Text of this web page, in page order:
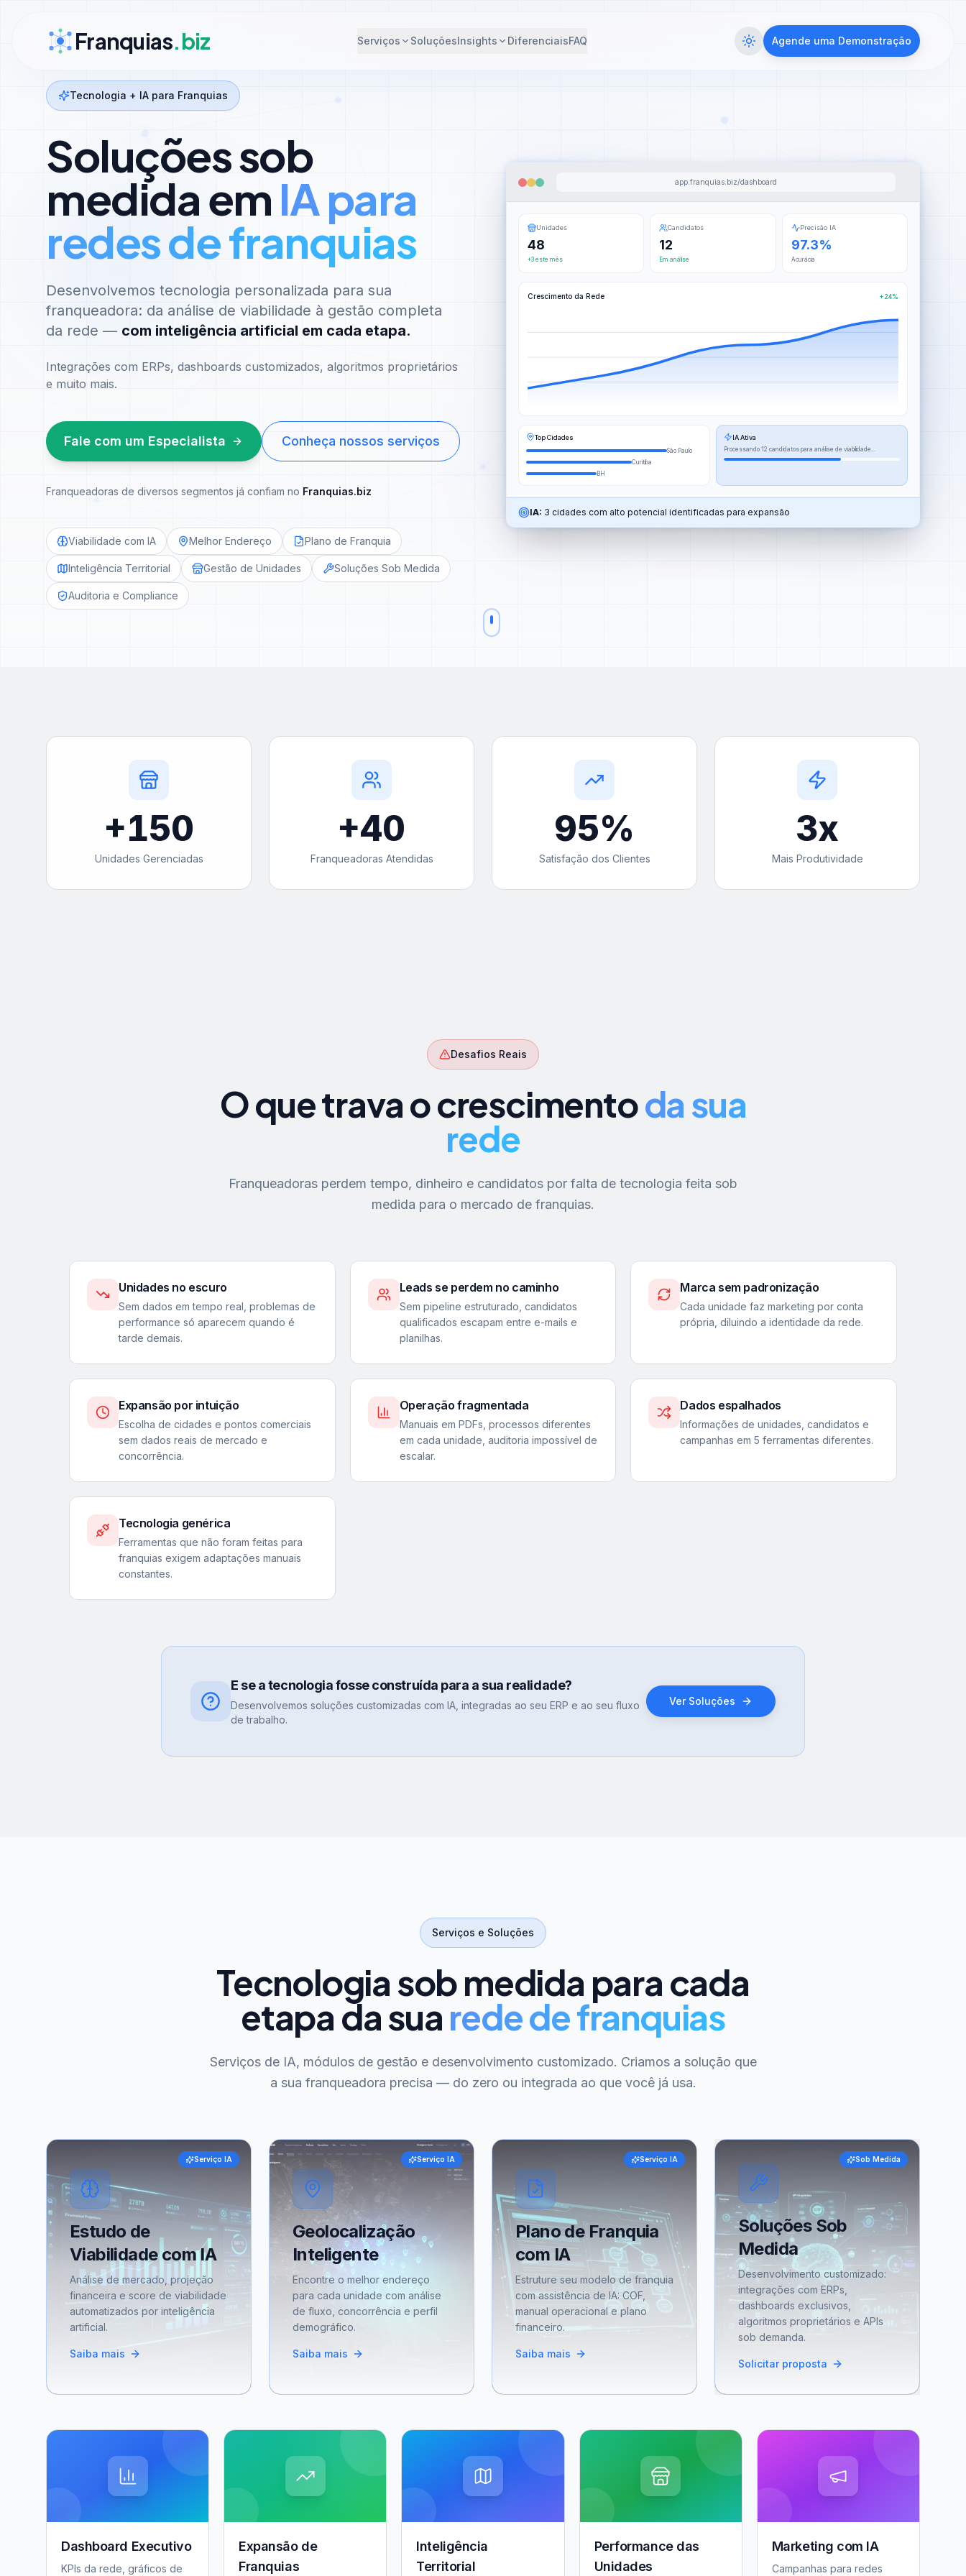
Franquias.biz Serviços SoluçõesInsights DiferenciaisFAQ Agende uma Demonstração
Tecnologia + IA para Franquias
Soluções sob
medida em IA para
redes de franquias
Desenvolvemos tecnologia personalizada para sua
franqueadora: da análise de viabilidade à gestão completa
da rede — com inteligência artificial em cada etapa.
Integrações com ERPs, dashboards customizados, algoritmos proprietários
e muito mais.
Fale com um Especialista Conheça nossos serviços
Franqueadoras de diversos segmentos já confiam no Franquias.biz
Viabilidade com IA Melhor Endereço Plano de Franquia
Inteligência Territorial Gestão de Unidades Soluções Sob Medida
Auditoria e Compliance
app.franquias.biz/dashboard
Unidades
48
+3 este mês
Candidatos
12
Em análise
Precisão IA
97.3%
Acurácia
Crescimento da Rede +24%
Top Cidades
São Paulo
Curitiba
BH
IA Ativa
Processando 12 candidatos para análise de viabilidade...
IA: 3 cidades com alto potencial identificadas para expansão
+150
Unidades Gerenciadas
+40
Franqueadoras Atendidas
95%
Satisfação dos Clientes
3x
Mais Produtividade
Desafios Reais
O que trava o crescimentoda sua
rede
Franqueadoras perdem tempo, dinheiro e candidatos por falta de tecnologia feita sob
medida para o mercado de franquias.
Unidades no escuro
Sem dados em tempo real, problemas de
performance só aparecem quando é
tarde demais.
Leads se perdem no caminho
Sem pipeline estruturado, candidatos
qualificados escapam entre e-mails e
planilhas.
Marca sem padronização
Cada unidade faz marketing por conta
própria, diluindo a identidade da rede.
Expansão por intuição
Escolha de cidades e pontos comerciais
sem dados reais de mercado e
concorrência.
Operação fragmentada
Manuais em PDFs, processos diferentes
em cada unidade, auditoria impossível de
escalar.
Dados espalhados
Informações de unidades, candidatos e
campanhas em 5 ferramentas diferentes.
Tecnologia genérica
Ferramentas que não foram feitas para
franquias exigem adaptações manuais
constantes.
E se a tecnologia fosse construída para a sua realidade?
Desenvolvemos soluções customizadas com IA, integradas ao seu ERP e ao seu fluxo
de trabalho.
Ver Soluções
Serviços e Soluções
Tecnologia sob medida para cada
etapa da suarede de franquias
Serviços de IA, módulos de gestão e desenvolvimento customizado. Criamos a solução que
a sua franqueadora precisa — do zero ou integrada ao que você já usa.
Serviço IA
Estudo de
Viabilidade com IA
Análise de mercado, projeção
financeira e score de viabilidade
automatizados por inteligência
artificial.
Saiba mais
Serviço IA
Geolocalização
Inteligente
Encontre o melhor endereço
para cada unidade com análise
de fluxo, concorrência e perfil
demográfico.
Saiba mais
Serviço IA
Plano de Franquia
com IA
Estruture seu modelo de franquia
com assistência de IA: COF,
manual operacional e plano
financeiro.
Saiba mais
Sob Medida
Soluções Sob
Medida
Desenvolvimento customizado:
integrações com ERPs,
dashboards exclusivos,
algoritmos proprietários e APIs
sob demanda.
Solicitar proposta
Dashboard Executivo
KPIs da rede, gráficos de
Expansão de
Franquias
Inteligência
Territorial
Performance das
Unidades
Marketing com IA
Campanhas para redes